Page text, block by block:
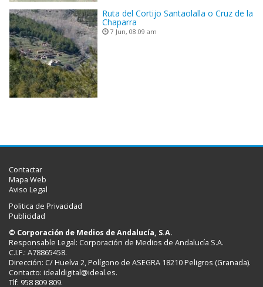
Ruta del Cortijo Santaolalla o Cruz de la
Chaparra
7 Jun, 08:09 am
Contactar
Mapa Web
Aviso Legal
Politica de Privacidad
Publicidad
© Corporación de Medios de Andalucía, S.A.
Responsable Legal: Corporación de Medios de Andalucía S.A.
C.I.F.: A78865458.
Dirección: C/ Huelva 2, Polígono de ASEGRA 18210 Peligros (Granada).
Contacto: idealdigital@ideal.es.
Tlf: 958 809 809.